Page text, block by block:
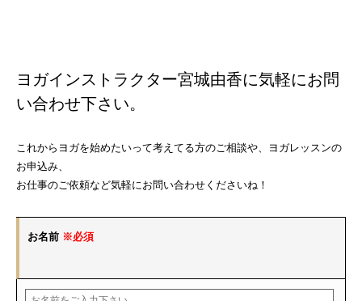
ヨガインストラクター宮城由香に気軽にお問
い合わせ下さい。
これからヨガを始めたいって考えてる方のご相談や、ヨガレッスンの
お申込み、
お仕事のご依頼など気軽にお問い合わせくださいね！
お名前 ※必須